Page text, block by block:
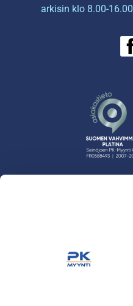
arkisin klo 8.00-16.00
› Yritys
› Yhteystiedot